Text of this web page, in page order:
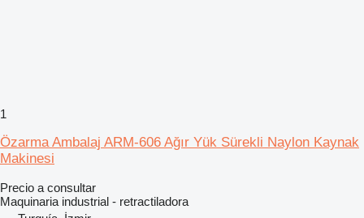
1
Özarma Ambalaj ARM-606 Ağır Yük Sürekli Naylon Kaynak
Makinesi
Precio a consultar
Maquinaria industrial - retractiladora